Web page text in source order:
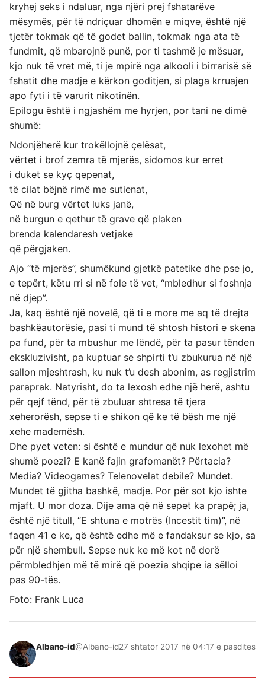
kryhej seks i ndaluar, nga njëri prej fshatarëve
mësymës, për të ndriçuar dhomën e miqve, është një
tjetër tokmak që të godet ballin, tokmak nga ata të
fundmit, që mbarojnë punë, por ti tashmë je mësuar,
kjo nuk të vret më, ti je mpirë nga alkooli i birrarisë së
fshatit dhe madje e kërkon goditjen, si plaga krruajen
apo fyti i të varurit nikotinën.
Epilogu është i ngjashëm me hyrjen, por tani ne dimë
shumë:
Ndonjëherë kur trokëllojnë çelësat,
vërtet i brof zemra të mjerës, sidomos kur erret
i duket se kyç qepenat,
të cilat bëjnë rimë me sutienat,
Që në burg vërtet luks janë,
në burgun e qethur të grave që plaken
brenda kalendaresh vetjake
që përgjaken.
Ajo “të mjerës”, shumëkund gjetkë patetike dhe pse jo,
e tepërt, këtu rri si në fole të vet, “mbledhur si foshnja
në djep”.
Ja, kaq është një novelë, që ti e more me aq të drejta
bashkëautorësie, pasi ti mund të shtosh histori e skena
pa fund, për ta mbushur me lëndë, për ta pasur tënden
ekskluzivisht, pa kuptuar se shpirti t’u zbukurua në një
sallon mjeshtrash, ku nuk t’u desh abonim, as regjistrim
paraprak. Natyrisht, do ta lexosh edhe një herë, ashtu
për qejf tënd, për të zbuluar shtresa të tjera
xeherorësh, sepse ti e shikon që ke të bësh me një
xehe mademësh.
Dhe pyet veten: si është e mundur që nuk lexohet më
shumë poezi? E kanë fajin grafomanët? Përtacia?
Media? Videogames? Telenovelat debile? Mundet.
Mundet të gjitha bashkë, madje. Por për sot kjo ishte
mjaft. U mor doza. Dije ama që në sepet ka prapë; ja,
është një titull, “E shtuna e motrës (Incestit tim)”, në
faqen 41 e ke, që është edhe më e fandaksur se kjo, sa
për një shembull. Sepse nuk ke më kot në dorë
përmbledhjen më të mirë që poezia shqipe ia sëlloi
pas 90-tës.
Foto: Frank Luca
Albano-id@Albano-id27 shtator 2017 në 04:17 e pasdites